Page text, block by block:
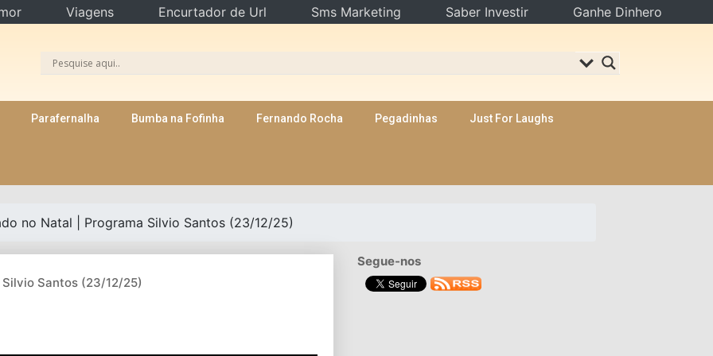
Parafernalha Bumba na Fofinha Fernando Rocha Pegadinhas Just For Laughs
no Natal | Programa Silvio Santos (23/12/25)
Santos (23/12/25)
Segue-nos
Viagens Encurtador de Url Sms Marketing Saber Investir Ganhe Dinhero